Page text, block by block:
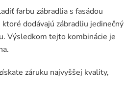
farbu zábradlia s fasádou
dodávajú zábradliu jedinečný
Výsledkom tejto kombinácie je
záruku najvyššej kvality,